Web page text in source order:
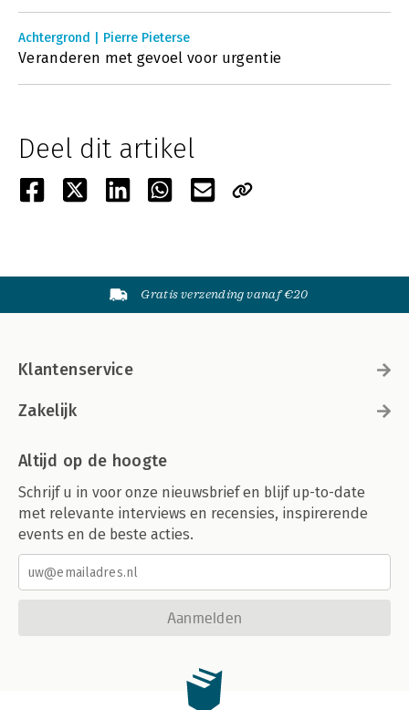
Achtergrond | Pierre Pieterse
Veranderen met gevoel voor urgentie
Deel dit artikel
Gratis verzending vanaf €20
Klantenservice
Zakelijk
Altijd op de hoogte
Schrijf u in voor onze nieuwsbrief en blijf up-to-date
met relevante interviews en recensies, inspirerende
events en de beste acties.
Aanmelden